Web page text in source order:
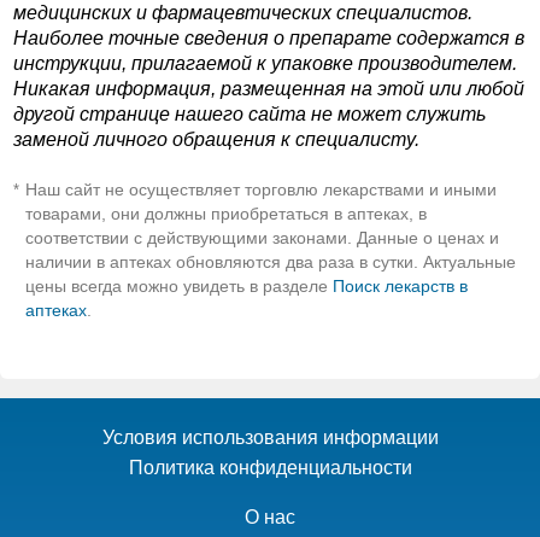
медицинских и фармацевтических специалистов.
Наиболее точные сведения о препарате содержатся в
инструкции, прилагаемой к упаковке производителем.
Никакая информация, размещенная на этой или любой
другой странице нашего сайта не может служить
заменой личного обращения к специалисту.
* Наш сайт не осуществляет торговлю лекарствами и иными
товарами, они должны приобретаться в аптеках, в
соответствии с действующими законами. Данные о ценах и
наличии в аптеках обновляются два раза в сутки. Актуальные
цены всегда можно увидеть в разделе Поиск лекарств в
аптеках
Условия использования информации
Политика конфиденциальности
О нас